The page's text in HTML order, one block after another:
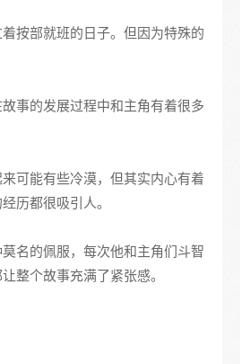
按部就班的日子。但因为特殊的
事的发展过程中和主角有着很多
可能有些冷漠，但其实内心有着
历都很吸引人。
名的佩服，每次他和主角们斗智
整个故事充满了紧张感。